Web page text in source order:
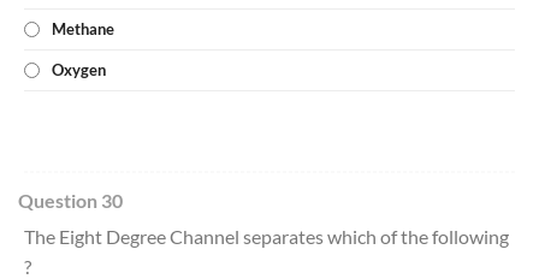
Methane
Oxygen
Question 30
The Eight Degree Channel separates which of the following
?